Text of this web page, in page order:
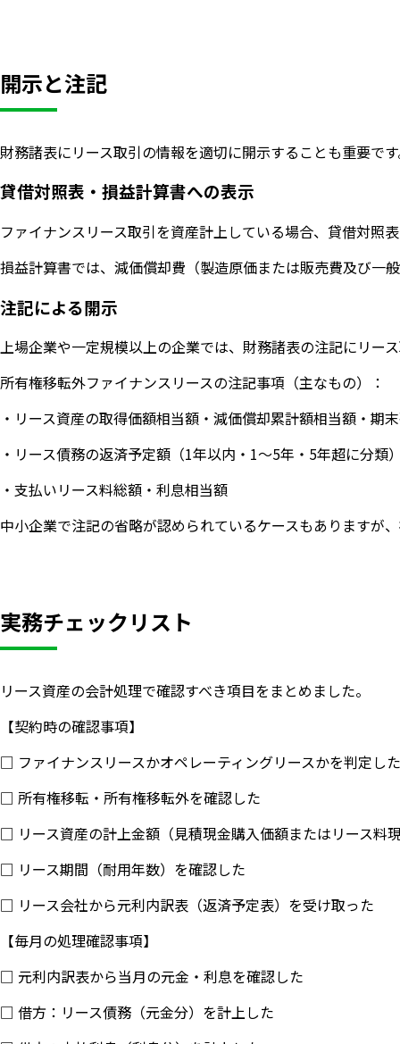
開示と注記
財務諸表にリース取引の情報を適切に開示することも重要で
貸借対照表・損益計算書への表示
ファイナンスリース取引を資産計上している場合、貸借対照
損益計算書では、減価償却費（製造原価または販売費及び一
注記による開示
上場企業や一定規模以上の企業では、財務諸表の注記にリー
所有権移転外ファイナンスリースの注記事項（主なもの）：
・リース資産の取得価額相当額・減価償却累計額相当額・期
・リース債務の返済予定額（1年以内・1〜5年・5年超に分類
・支払いリース料総額・利息相当額
中小企業で注記の省略が認められているケースもありますが
実務チェックリスト
リース資産の会計処理で確認すべき項目をまとめました。
【契約時の確認事項】
□ ファイナンスリースかオペレーティングリースかを判定し
□ 所有権移転・所有権移転外を確認した
□ リース資産の計上金額（見積現金購入価額またはリース料
□ リース期間（耐用年数）を確認した
□ リース会社から元利内訳表（返済予定表）を受け取った
【毎月の処理確認事項】
□ 元利内訳表から当月の元金・利息を確認した
□ 借方：リース債務（元金分）を計上した